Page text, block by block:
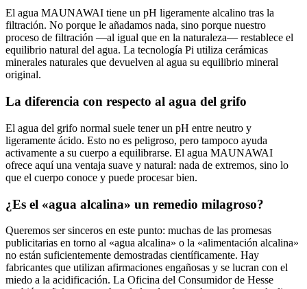
El agua MAUNAWAI tiene un pH ligeramente alcalino tras la
filtración. No porque le añadamos nada, sino porque nuestro
proceso de filtración —al igual que en la naturaleza— restablece el
equilibrio natural del agua. La tecnología Pi utiliza cerámicas
minerales naturales que devuelven al agua su equilibrio mineral
original.
La diferencia con respecto al agua del grifo
El agua del grifo normal suele tener un pH entre neutro y
ligeramente ácido. Esto no es peligroso, pero tampoco ayuda
activamente a su cuerpo a equilibrarse. El agua MAUNAWAI
ofrece aquí una ventaja suave y natural: nada de extremos, sino lo
que el cuerpo conoce y puede procesar bien.
¿Es el «agua alcalina» un remedio milagroso?
Queremos ser sinceros en este punto: muchas de las promesas
publicitarias en torno al «agua alcalina» o la «alimentación alcalina»
no están suficientemente demostradas científicamente. Hay
fabricantes que utilizan afirmaciones engañosas y se lucran con el
miedo a la acidificación. La Oficina del Consumidor de Hesse